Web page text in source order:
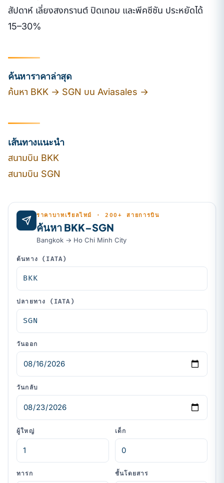
สัปดาห์ เลี่ยงสงกรานต์ ปิดเทอม และพีคซีซัน ประหยัดได้
15–30%
ค้นหาราคาล่าสุด
ค้นหา BKK → SGN บน Aviasales →
เส้นทางแนะนำ
สนามบิน BKK
สนามบิน SGN
ราคาบาทเรียลไทม์ · 200+ สายการบิน
ค้นหา BKK–SGN
Bangkok → Ho Chi Minh City
ต้นทาง (IATA)
ปลายทาง (IATA)
วันออก
วันกลับ
ผู้ใหญ่ เด็ก
ทารก ชั้นโดยสาร